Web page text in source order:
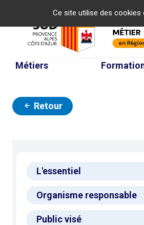
Ce site utilise des
Métiers
Retour
L'essentiel
Organisme responsable
Public visé